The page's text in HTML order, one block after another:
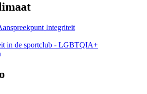
Integriteit
in de sportclub - LGBTQIA+